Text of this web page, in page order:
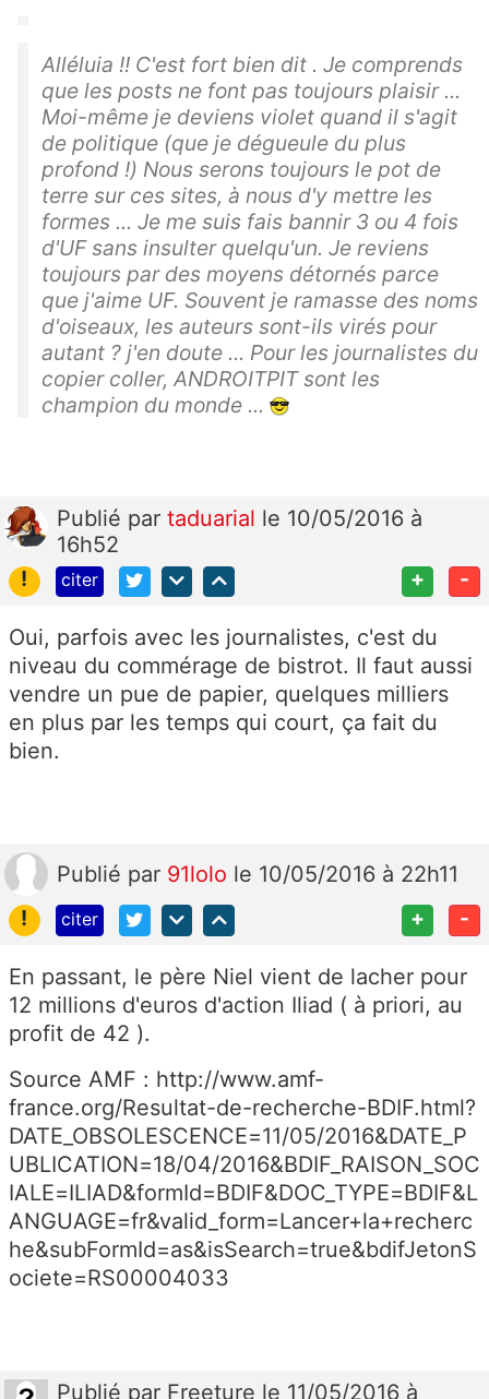
Alléluia !! C'est fort bien dit . Je comprends
que les posts ne font pas toujours plaisir ...
Moi-même je deviens violet quand il s'agit
de politique (que je dégueule du plus
profond !) Nous serons toujours le pot de
terre sur ces sites, à nous d'y mettre les
formes ... Je me suis fais bannir 3 ou 4 fois
d'UF sans insulter quelqu'un. Je reviens
toujours par des moyens détornés parce
que j'aime UF. Souvent je ramasse des noms
d'oiseaux, les auteurs sont-ils virés pour
autant ? j'en doute ... Pour les journalistes du
copier coller, ANDROITPIT sont les
champion du monde ...
Publié par taduarial le 10/05/2016 à
16h52
!
citer + -
Oui, parfois avec les journalistes, c'est du
niveau du commérage de bistrot. Il faut aussi
vendre un pue de papier, quelques milliers
en plus par les temps qui court, ça fait du
bien.
Publié par 91lolo le 10/05/2016 à 22h11
!
citer + -
En passant, le père Niel vient de lacher pour
12 millions d'euros d'action Iliad ( à priori, au
profit de 42 ).
Source AMF : http://www.amf-
france.org/Resultat-de-recherche-BDIF.html?
DATE_OBSOLESCENCE=11/05/2016&DATE_P
UBLICATION=18/04/2016&BDIF_RAISON_SOC
IALE=ILIAD&formId=BDIF&DOC_TYPE=BDIF&L
ANGUAGE=fr&valid_form=Lancer+la+recherc
he&subFormId=as&isSearch=true&bdifJetonS
ociete=RS00004033
Publié par Freeture le 11/05/2016 à